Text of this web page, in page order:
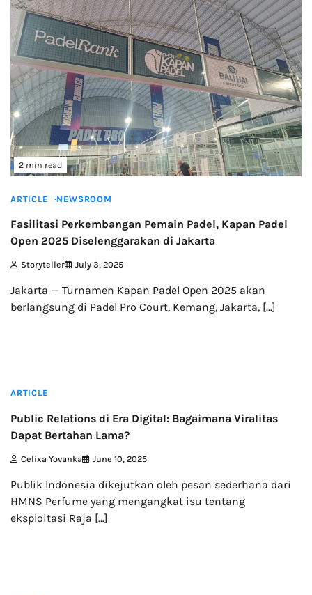
2 min read
ARTICLE NEWSROOM
Fasilitasi Perkembangan Pemain Padel, Kapan Padel
Open 2025 Diselenggarakan di Jakarta
Storyteller July 3, 2025
Jakarta — Turnamen Kapan Padel Open 2025 akan
berlangsung di Padel Pro Court, Kemang, Jakarta, […]
ARTICLE
Public Relations di Era Digital: Bagaimana Viralitas
Dapat Bertahan Lama?
Celixa Yovanka June 10, 2025
Publik Indonesia dikejutkan oleh pesan sederhana dari
HMNS Perfume yang mengangkat isu tentang
eksploitasi Raja […]